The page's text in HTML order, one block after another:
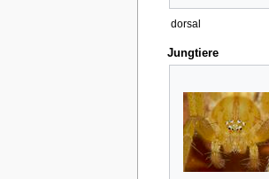
dorsal
Jungtiere